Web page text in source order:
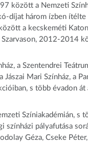
között a Nemzeti
díjat három ízben
a kecskeméti
2012-2014
a Szentendrei
Mari Színház, a
s több évadon át
Színiakadémián, s
színházi pályafutása
Géza, Cseke